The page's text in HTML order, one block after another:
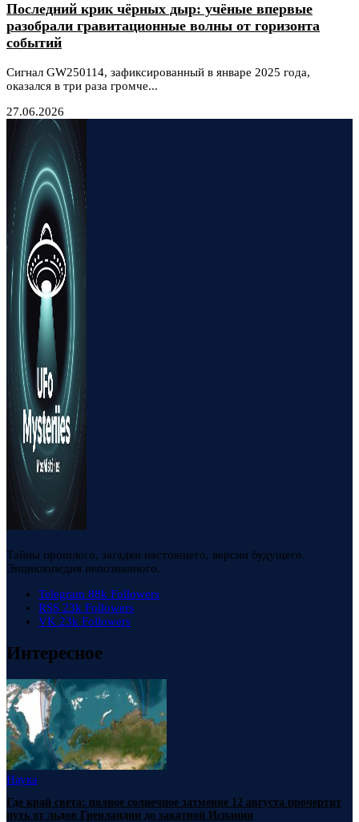
Последний крик чёрных дыр: учёные впервые
разобрали гравитационные волны от горизонта
событий
Сигнал GW250114, зафиксированный в январе 2025 года,
оказался в три раза громче...
27.06.2026
Тайны прошлого, загадки настоящего, версии будущего.
Энциклопедия непознанного.
Telegram 88k Followers
RSS 23k Followers
VK 23k Followers
Интересное
Наука
Где край света: полное солнечное затмение 12 августа прочертит
путь от льдов Гренландии до закатной Испании